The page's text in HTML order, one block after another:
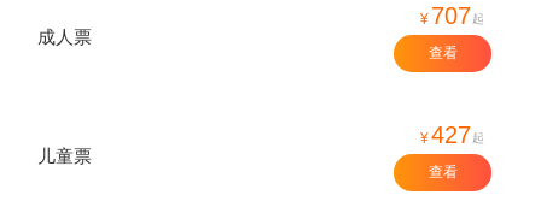
成人票
¥ 707起
查看
儿童票
¥427起
查看